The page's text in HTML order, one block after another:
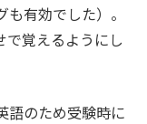
有効でした）。
で覚えるようにし
語のため受験時に